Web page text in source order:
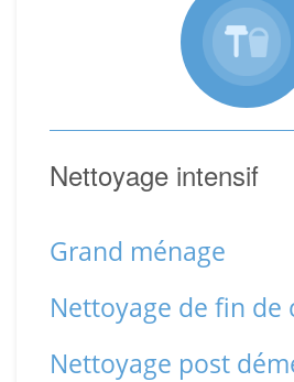
Nettoyage intensif
Grand ménage
Nettoyage de fin de
Nettoyage post